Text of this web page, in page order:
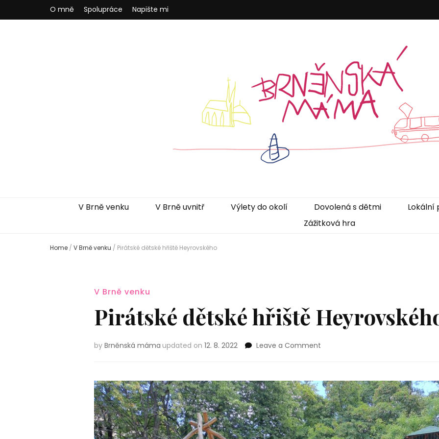
O mně Spolupráce Napište mi
V Brně venku V Brně uvnitř Výlety do okolí Dovolená s dětmi
Lokální
Zážitková hra
Home / V Brně venku / Pirátské dětské hřiště Heyrovského
V Brně venku
Pirátské dětské hřiště
by Brněnská máma updated on 12. 8. 2022 Leave a Comment
Heyrovského